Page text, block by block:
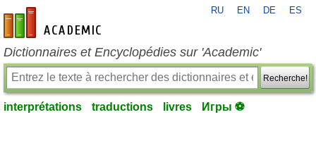
fr-academic.com
RU EN DE ES
Dictionnaires et Encyclopédies sur 'Academic'
Recherche!
interprétations traductions livres Игры ⚽